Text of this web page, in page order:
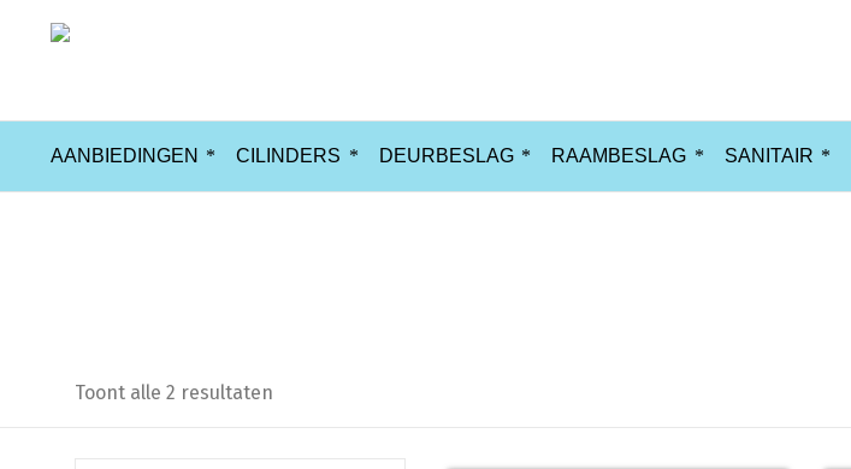
AANBIEDINGEN CILINDERS DEURBESLAG RAAMBESLAG SANITAIR
Toont alle 2 resultaten